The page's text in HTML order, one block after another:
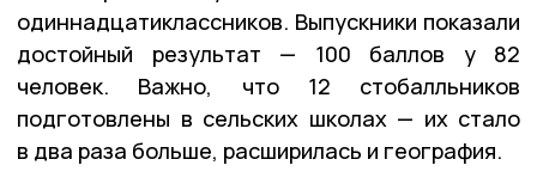
одиннадцатиклассников. Выпускники показали
достойный результат — 100 баллов у 82
человек. Важно, что 12 стобалльников
подготовлены в сельских школах — их стало
в два раза больше, расширилась и география.